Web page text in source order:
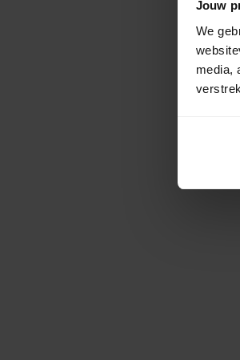
Jouw
We
media,